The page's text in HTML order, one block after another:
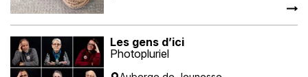
Les gens d’ici
Photopluriel